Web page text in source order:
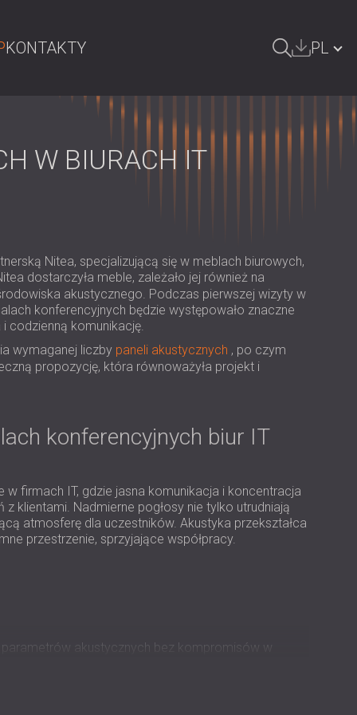
KONTAKTY PL
DEUTSCHLAND | DE
ROMÂNIA | RO
FINLAND | FI
USA | US
W BIURACH IT
Nitea, specjalizującą się w meblach biurowych,
dostarczyła meble, zależało jej również na
akustycznego. Podczas pierwszej wizyty w
konferencyjnych będzie występowało znaczne
codzienną komunikację.
wymaganej liczby paneli akustycznych , po czym
propozycję, która równoważyła projekt i
konferencyjnych biur IT
firmach IT, gdzie jasna komunikacja i koncentracja
klientami. Nadmierne pogłosy nie tylko utrudniają
atmosferę dla uczestników. Akustyka przekształca
przestrzenie, sprzyjające współpracy.
akustycznych bez kompromisów w